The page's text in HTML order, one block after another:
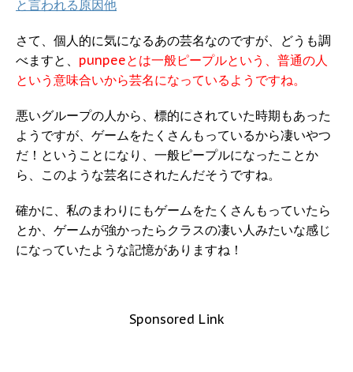
と言われる原因他
さて、個人的に気になるあの芸名なのですが、どうも調
べますと、 punpeeとは一般ピープルという、普通の人
という意味合いから芸名になっているようですね。
悪いグループの人から、標的にされていた時期もあった
ようですが、ゲームをたくさんもっているから凄いやつ
だ！ということになり、一般ピープルになったことか
ら、このような芸名にされたんだそうですね。
確かに、私のまわりにもゲームをたくさんもっていたら
とか、ゲームが強かったらクラスの凄い人みたいな感じ
になっていたような記憶がありますね！
Sponsored Link